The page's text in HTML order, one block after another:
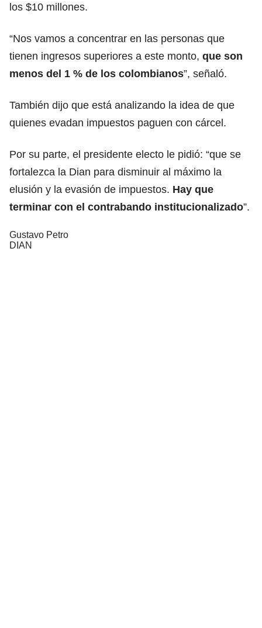
los $10 millones.
“Nos vamos a concentrar en las personas que
tienen ingresos superiores a este monto, que son
menos del 1 % de los colombianos”, señaló.
También dijo que está analizando la idea de que
quienes evadan impuestos paguen con cárcel.
Por su parte, el presidente electo le pidió: “que se
fortalezca la Dian para disminuir al máximo la
elusión y la evasión de impuestos. Hay que
terminar con el contrabando institucionalizado”.
Gustavo Petro
DIAN